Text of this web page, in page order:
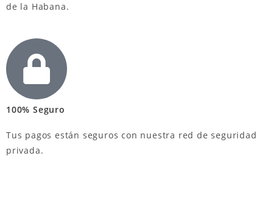
de la Habana.
100% Seguro
Tus pagos están seguros con nuestra red de seguridad
privada.